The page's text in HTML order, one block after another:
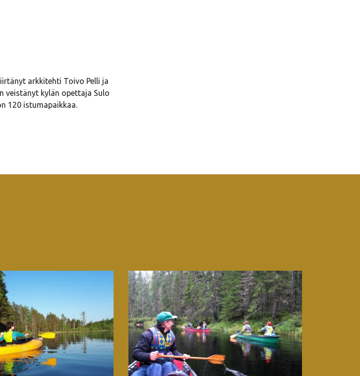
arkkitehti Toivo Pelli ja
veistänyt kylän opettaja Sulo
120 istumapaikkaa.